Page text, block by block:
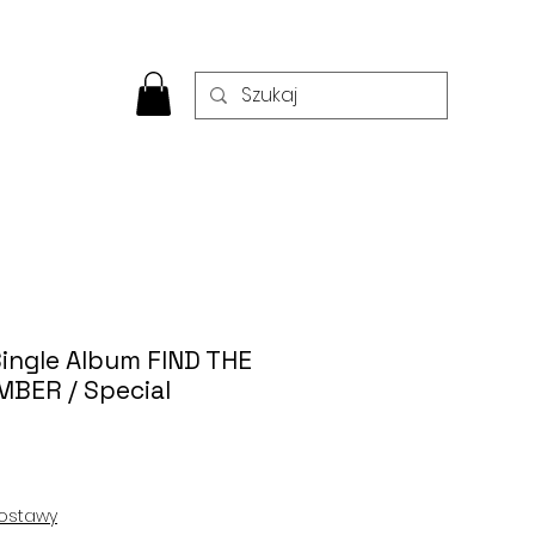
Album FIND THE
/ Special